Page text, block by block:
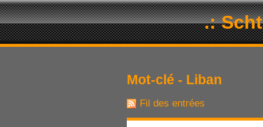
.:
Mot-clé - Liban
Fil des entrées